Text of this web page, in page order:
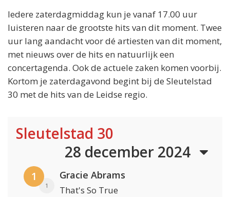
Iedere zaterdagmiddag kun je vanaf 17.00 uur
luisteren naar de grootste hits van dit moment. Twee
uur lang aandacht voor dé artiesten van dit moment,
met nieuws over de hits en natuurlijk een
concertagenda. Ook de actuele zaken komen voorbij.
Kortom je zaterdagavond begint bij de Sleutelstad
30 met de hits van de Leidse regio.
Sleutelstad 30
28 december 2024
1
1
Gracie Abrams
That's So True